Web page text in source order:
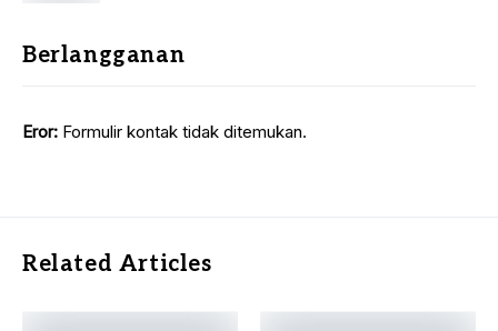
Berlangganan
Eror: Formulir kontak tidak ditemukan.
Related Articles